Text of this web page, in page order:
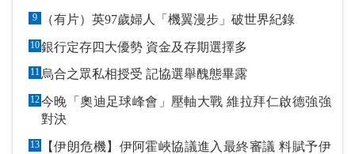
9 （有片）英97歲婦人「機翼漫步」破世界紀錄
10 銀行定存四大優勢 資金及存期選擇多
11 烏合之眾私相授受 記協選舉醜態畢露
12今晚「奧迪足球峰會」壓軸大戰 維拉拜仁啟德強強
對決
13
【伊朗危機】伊阿霍峽協議進入最終審議 料賦予伊